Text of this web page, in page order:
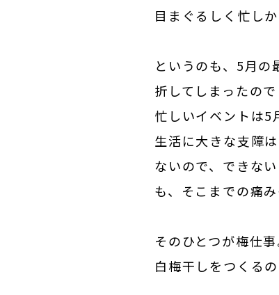
目まぐるしく忙し
というのも、5月
折してしまったので
忙しいイベントは5
生活に大きな支障
ないので、できな
も、そこまでの痛
そのひとつが梅仕事
白梅干しをつくる